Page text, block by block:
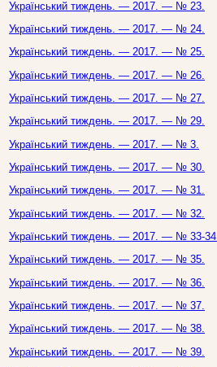
Український тиждень. — 2017. — № 23.
Український тиждень. — 2017. — № 24.
Український тиждень. — 2017. — № 25.
Український тиждень. — 2017. — № 26.
Український тиждень. — 2017. — № 27.
Український тиждень. — 2017. — № 29.
Український тиждень. — 2017. — № 3.
Український тиждень. — 2017. — № 30.
Український тиждень. — 2017. — № 31.
Український тиждень. — 2017. — № 32.
Український тиждень. — 2017. — № 33-34.
Український тиждень. — 2017. — № 35.
Український тиждень. — 2017. — № 36.
Український тиждень. — 2017. — № 37.
Український тиждень. — 2017. — № 38.
Український тиждень. — 2017. — № 39.